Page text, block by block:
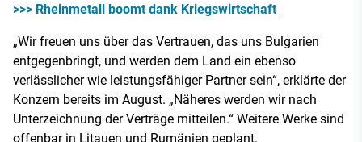
>>> Rheinmetall boomt dank Kriegswirtschaft
„Wir freuen uns über das Vertrauen, das uns Bulgarien
entgegenbringt, und werden dem Land ein ebenso
verlässlicher wie leistungsfähiger Partner sein“, erklärte der
Konzern bereits im August. „Näheres werden wir nach
Unterzeichnung der Verträge mitteilen.“ Weitere Werke sind
offenbar in Litauen und Rumänien geplant.